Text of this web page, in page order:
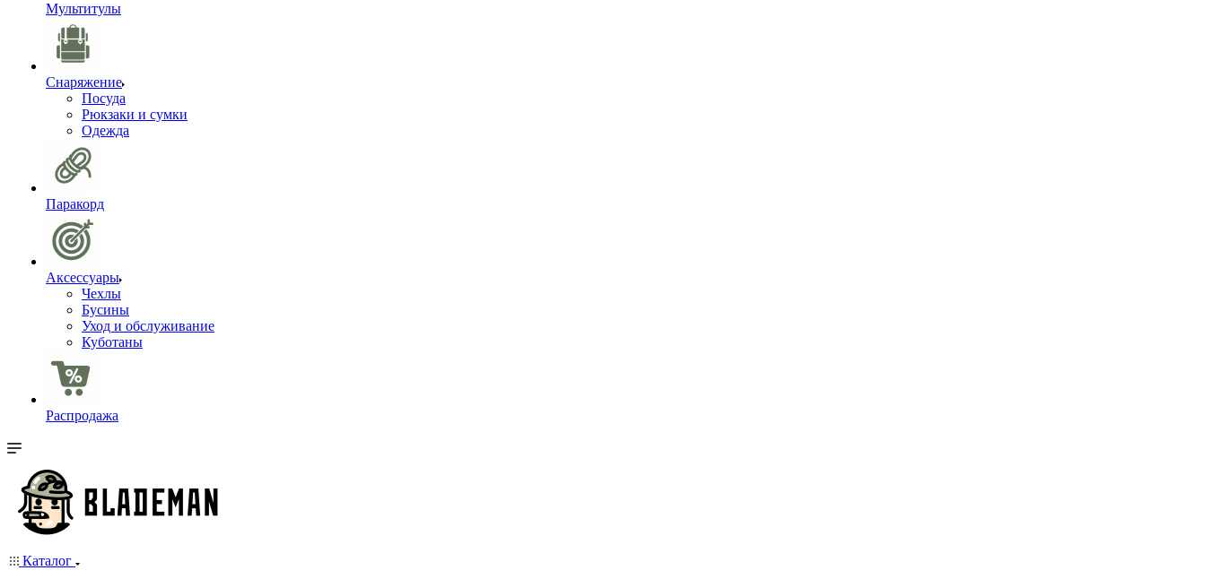
Мультитулы
Снаряжение
Посуда
Рюкзаки и сумки
Одежда
Паракорд
Аксессуары
Чехлы
Бусины
Уход и обслуживание
Куботаны
Распродажа
Каталог